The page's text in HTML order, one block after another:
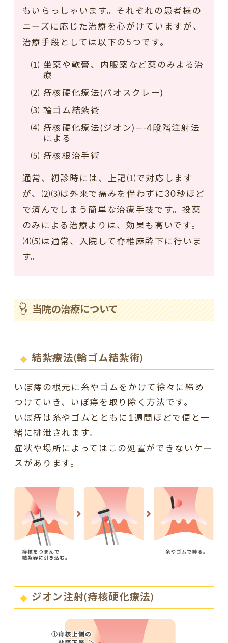
もいらっしゃいます。それぞれの患者様の
ニーズに応じた治療を心がけていますが、
治療手段としては以下の5つです。
⑴ 坐薬や軟膏、内服薬など薬のみよる治
療
⑵ 痔核硬化療法(パオスクレー)
⑶ 輪ゴム結紮術
⑷ 痔核硬化療法(ジオン)—-4段階注射法
による
⑸ 痔核根治手術
通常、初診時には、上記⑴で対応します
が、⑵⑶は外来で痛みを伴わずに30秒ほど
で済んでしまう簡単な治療手技です。投薬
のみによる治療よりは、効果も高いです。
⑷⑸は通常、入院して脊椎麻酔下に行いま
す。
当院の治療について
結紮療法(輪ゴム結紮術)
いぼ痔の根元に糸やゴムをかけて徐々に締め
つけていき、いぼ痔を取り除く方法です。
いぼ痔は糸やゴムとともに1週間ほどで便と一
緒に排泄されます。
症状や場所によってはこの処置ができないケー
スがあります。
ジオン注射(痔核硬化療法)